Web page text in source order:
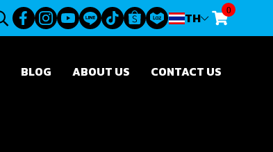
TH 0
BLOG ABOUT US CONTACT US